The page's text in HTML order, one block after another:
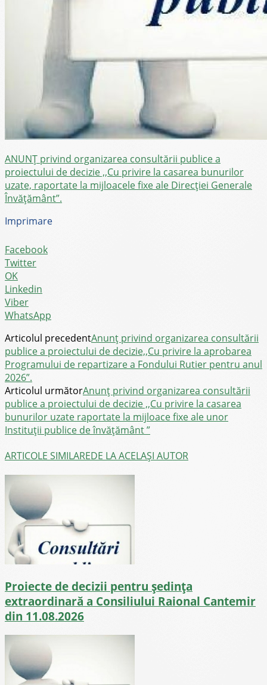
ANUNȚ privind organizarea consultării publice a
proiectului de decizie ,,Cu privire la casarea bunurilor
uzate, raportate la mijloacele fixe ale Direcției Generale
Învățământ”.
Imprimare
Facebook
Twitter
OK
Linkedin
Viber
WhatsApp
Articolul precedentAnunț privind organizarea consultării
publice a proiectului de decizie,,Cu privire la aprobarea
Programului de repartizare a Fondului Rutier pentru anul
2026”.
Articolul următorAnunț privind organizarea consultării
publice a proiectului de decizie ,,Cu privire la casarea
bunurilor uzate raportate la mijloace fixe ale unor
Instituții publice de învățământ ”
ARTICOLE SIMILAREDE LA ACELAȘI AUTOR
Proiecte de decizii pentru ședința
extraordinară a Consiliului Raional Cantemir
din 11.08.2026